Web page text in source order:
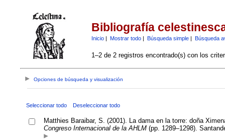
Bibliografía
Inicio| Mostrar todo| Búsqueda simple| Búsqueda
1–2 de 2 registros encontrado(s) con los
Opciones de búsqueda y visualización
Seleccionar todo Deseleccionar todo
Matthies Baraibar, S. (2001). La dama en la torre: doña
Congreso Internacional de la AHLM(pp. 1289–1298).